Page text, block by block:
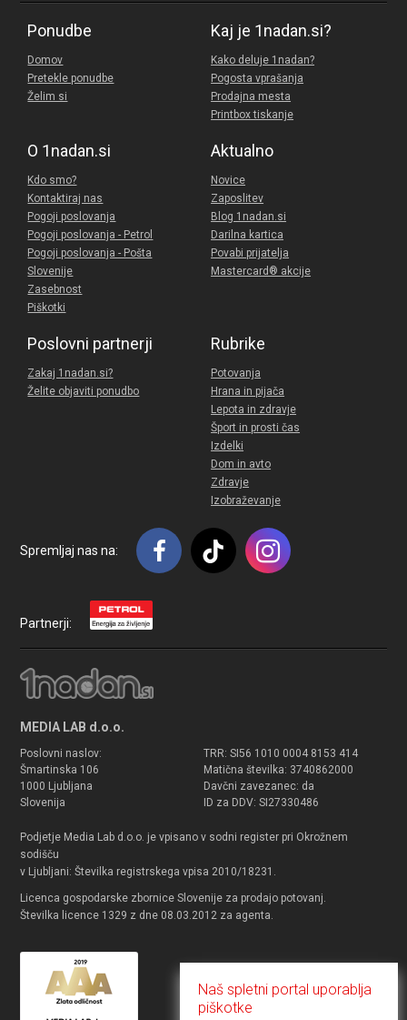
Ponudbe
Domov
Pretekle ponudbe
Želim si
Kaj je 1nadan.si?
Kako deluje 1nadan?
Pogosta vprašanja
Prodajna mesta
Printbox tiskanje
O 1nadan.si
Kdo smo?
Kontaktiraj nas
Pogoji poslovanja
Pogoji poslovanja - Petrol
Pogoji poslovanja - Pošta
Slovenije
Zasebnost
Piškotki
Aktualno
Novice
Zaposlitev
Blog 1nadan.si
Darilna kartica
Povabi prijatelja
Mastercard® akcije
Poslovni partnerji
Zakaj 1nadan.si?
Želite objaviti ponudbo
Rubrike
Potovanja
Hrana in pijača
Lepota in zdravje
Šport in prosti čas
Izdelki
Dom in avto
Zdravje
Izobraževanje
Spremljaj nas na:
Partnerji:
MEDIA LAB d.o.o.
Poslovni naslov:
Šmartinska 106
1000 Ljubljana
Slovenija
TRR: SI56 1010 0004 8153 414
Matična številka: 3740862000
Davčni zavezanec: da
ID za DDV: SI27330486
Podjetje Media Lab d.o.o. je vpisano v sodni register pri Okrožnem
sodišču
v Ljubljani: Številka registrskega vpisa 2010/18231.
Licenca gospodarske zbornice Slovenije za prodajo potovanj.
Številka licence 1329 z dne 08.03.2012 za agenta.
Naš spletni portal uporablja
piškotke